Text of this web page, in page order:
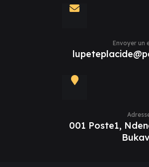
Envoyer un
001 Poste1,